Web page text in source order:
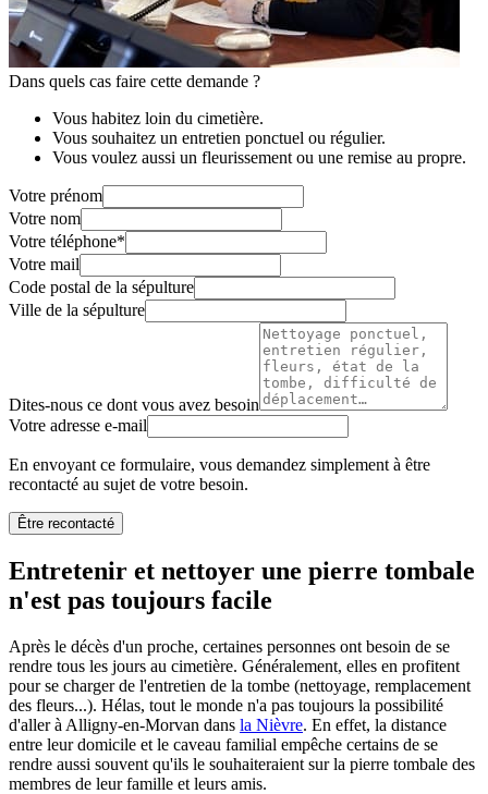
Dans quels cas faire cette demande ?
Vous habitez loin du cimetière.
Vous souhaitez un entretien ponctuel ou régulier.
Vous voulez aussi un fleurissement ou une remise au propre.
Votre prénom
Votre nom
Votre téléphone*
Votre mail
Code postal de la sépulture
Ville de la sépulture
Dites-nous ce dont vous avez besoin
Votre adresse e-mail
En envoyant ce formulaire, vous demandez simplement à être
recontacté au sujet de votre besoin.
Être recontacté
Entretenir et nettoyer une pierre tombale
n'est pas toujours facile
Après le décès d'un proche, certaines personnes ont besoin de se
rendre tous les jours au cimetière. Généralement, elles en profitent
pour se charger de l'entretien de la tombe (nettoyage, remplacement
des fleurs...). Hélas, tout le monde n'a pas toujours la possibilité
d'aller à Alligny-en-Morvan dans la Nièvre. En effet, la distance
entre leur domicile et le caveau familial empêche certains de se
rendre aussi souvent qu'ils le souhaiteraient sur la pierre tombale des
membres de leur famille et leurs amis.